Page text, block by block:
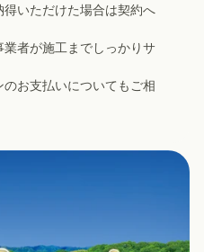
得いただけた場合は契約へ
業者が施工までしっかりサ
のお支払いについてもご相